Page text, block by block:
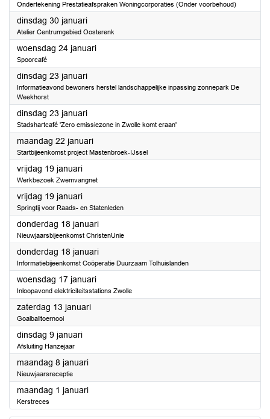
Ondertekening Prestatieafspraken Woningcorporaties (Onder voorbehoud)
dinsdag 30 januari2024
Atelier Centrumgebied Oosterenk
woensdag 24 januari2024
Spoorcafé
dinsdag 23 januari2024
Informatieavond bewoners herstel landschappelijke inpassing zonnepark De
Weekhorst
dinsdag 23 januari2024
Stadshartcafé 'Zero emissiezone in Zwolle komt eraan'
maandag 22 januari2024
Startbijeenkomst project Mastenbroek-IJssel
vrijdag 19 januari2024
Werkbezoek Zwemvangnet
vrijdag 19 januari2024
Springtij voor Raads- en Statenleden
donderdag 18 januari2024
Nieuwjaarsbijeenkomst ChristenUnie
donderdag 18 januari2024
Informatiebijeenkomst Coöperatie Duurzaam Tolhuislanden
woensdag 17 januari2024
Inloopavond elektriciteitsstations Zwolle
zaterdag 13 januari2024
Goalballtoernooi
dinsdag 9 januari2024
Afsluiting Hanzejaar
maandag 8 januari2024
Nieuwjaarsreceptie
maandag 1 januari2024
Kerstreces